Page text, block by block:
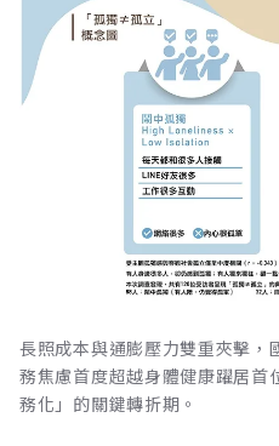
長照成本與通膨壓力雙重夾擊，
務焦慮首度超越身體健康躍居首
務化」的關鍵轉折期。